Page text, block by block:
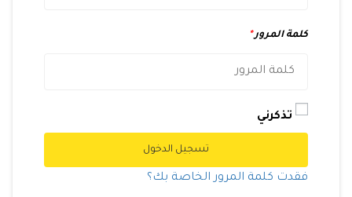
كلمة المرور*
تذكرني
تسجيل الدخول
فقدت كلمة المرور الخاصة بك؟